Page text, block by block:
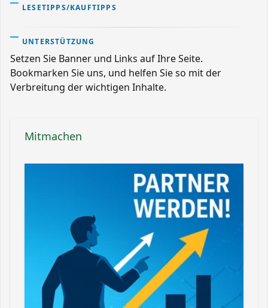
LESETIPPS/KAUFTIPPS
UNTERSTÜTZUNG
Setzen Sie Banner und Links auf Ihre Seite.
Bookmarken Sie uns, und helfen Sie so mit der
Verbreitung der wichtigen Inhalte.
Mitmachen